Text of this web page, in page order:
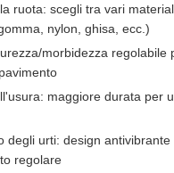
ruota: scegli tra vari
nylon, ghisa, ecc.)
morbidezza regolabile
maggiore durata per
degli urti: design antivibrante
regolare